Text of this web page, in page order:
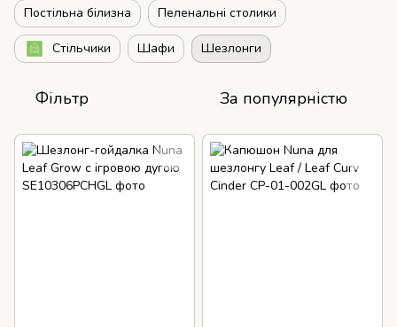
Постільна білизна Пеленальні столики
Стільчики Шафи Шезлонги
Фільтр За популярністю